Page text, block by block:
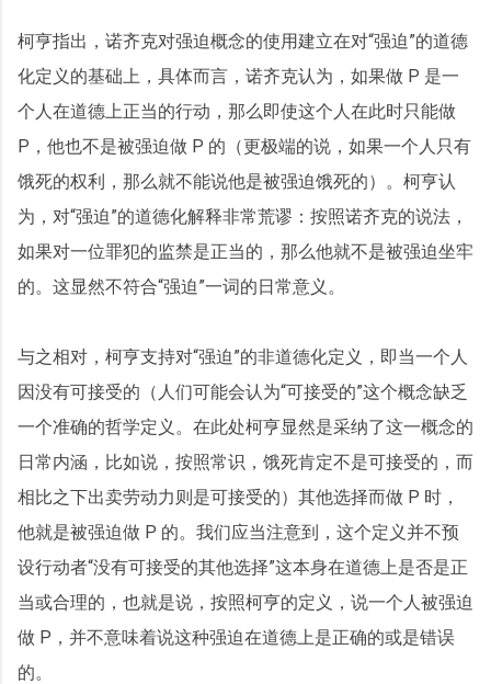
柯亨指出，诺齐克对强迫概念的使用建立在对“强迫”的道德
化定义的基础上，具体而言，诺齐克认为，如果做 P 是一
个人在道德上正当的行动，那么即使这个人在此时只能做
P，他也不是被强迫做 P 的（更极端的说，如果一个人只有
饿死的权利，那么就不能说他是被强迫饿死的）。柯亨认
为，对“强迫”的道德化解释非常荒谬：按照诺齐克的说法，
如果对一位罪犯的监禁是正当的，那么他就不是被强迫坐牢
的。这显然不符合“强迫”一词的日常意义。
与之相对，柯亨支持对“强迫”的非道德化定义，即当一个人
因没有可接受的（人们可能会认为“可接受的”这个概念缺乏
一个准确的哲学定义。在此处柯亨显然是采纳了这一概念的
日常内涵，比如说，按照常识，饿死肯定不是可接受的，而
相比之下出卖劳动力则是可接受的）其他选择而做 P 时，
他就是被强迫做 P 的。我们应当注意到，这个定义并不预
设行动者“没有可接受的其他选择”这本身在道德上是否是正
当或合理的，也就是说，按照柯亨的定义，说一个人被强迫
做 P，并不意味着说这种强迫在道德上是正确的或是错误
的。